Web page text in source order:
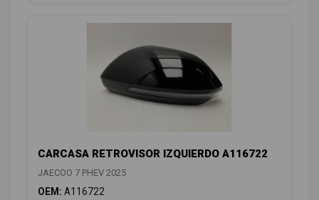
CARCASA RETROVISOR IZQUIERDO A116722
JAECOO 7 PHEV 2025
OEM: A116722